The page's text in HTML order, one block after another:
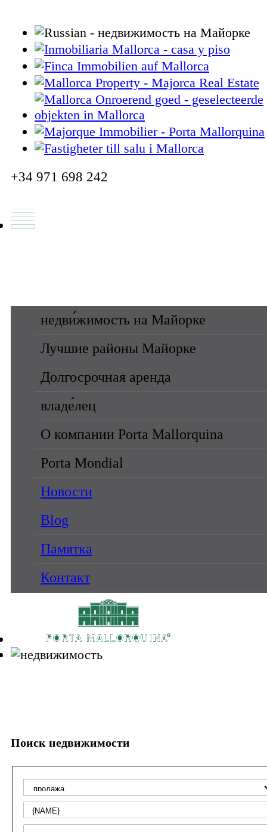
+34 971 698 242
недви́жимость на Майорке
Лучшие районы Майорке
Долгосрочная аренда
владе́лец
О компании Porta Mallorquina
Porta Mondial
Новости
Blog
Памятка
Контакт
Поиск недвижимости